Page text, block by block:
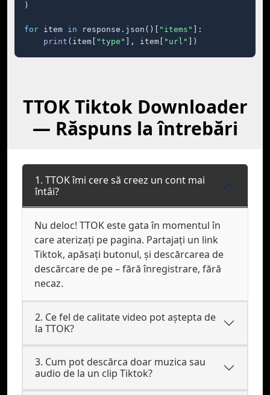
)
for item in response.json()[ "items"
]:
print (item[ "type" ], item[ "url" ])
TTOK Tiktok Downloader
— Răspuns la întrebări
1. TTOK îmi cere să creez un cont mai
întâi?
Nu deloc! TTOK este gata în momentul în
care aterizați pe pagina. Partajați un link
Tiktok, apăsați butonul, și descărcarea de
descărcare de pe – fără înregistrare, fără
necaz.
2. Ce fel de calitate video pot aştepta de
la TTOK?
3. Cum pot descărca doar muzica sau
audio de la un clip Tiktok?